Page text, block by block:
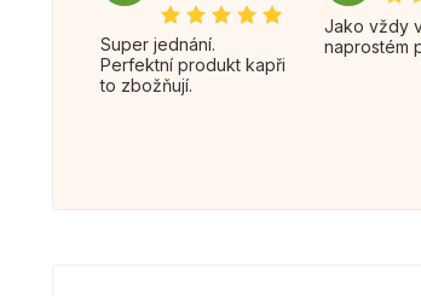
Super jednání.
Perfektní produkt kapři
to zbožňují.
Jako vždy vše v
naprostém